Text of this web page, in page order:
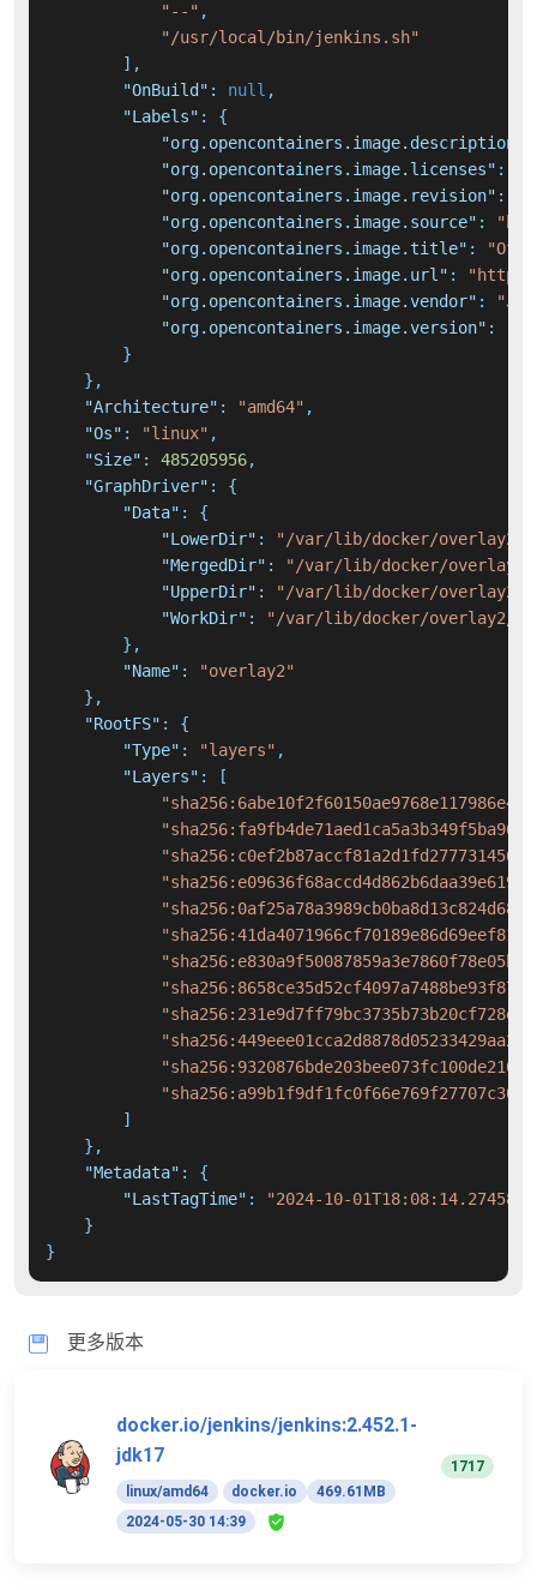
"--" ,
"/usr/local/bin/jenkins.sh"
] ,
"OnBuild" : null ,
"Labels" :
{
"org.opencontainers.image.description"
"org.opencontainers.image.licenses" :
"org.opencontainers.image.revision" :
"org.opencontainers.image.source" :
"org.opencontainers.image.title" :
"org.opencontainers.image.url" :
"org.opencontainers.image.vendor" :
"org.opencontainers.image.version" :
}
} ,
"Architecture" : "amd64" ,
"Os" : "linux" ,
"Size" : 485205956,
"GraphDriver" :
{
"Data" :
{
"LowerDir" :
"/var/lib/docker/overlay2/
"MergedDir" :
"/var/lib/docker/overlay2/
"UpperDir" :
"/var/lib/docker/overlay2/
"WorkDir" :
"/var/lib/docker/overlay2/
} ,
"Name" :
"overlay2"
} ,
"RootFS" :
{
"Type" : "layers" ,
"Layers" :
[
]
} ,
"Metadata" :
{
"LastTagTime" :
"2024-10-
}
}
更多版本
docker.io/jenkins/jenkins:2.452.1-
jdk17
linux/amd64 docker.io
469.61MB
2024-05-30 14:39
1717